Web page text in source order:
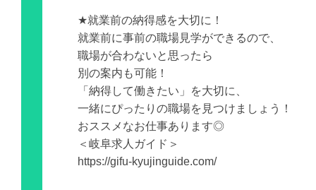
★就業前の納得感を大切に！
就業前に事前の職場見学ができるので、
職場が合わないと思ったら
別の案内も可能！
「納得して働きたい」を大切に、
一緒にぴったりの職場を見つけましょう！
おススメなお仕事あります◎
＜岐阜求人ガイド＞
https://gifu-kyujinguide.com/